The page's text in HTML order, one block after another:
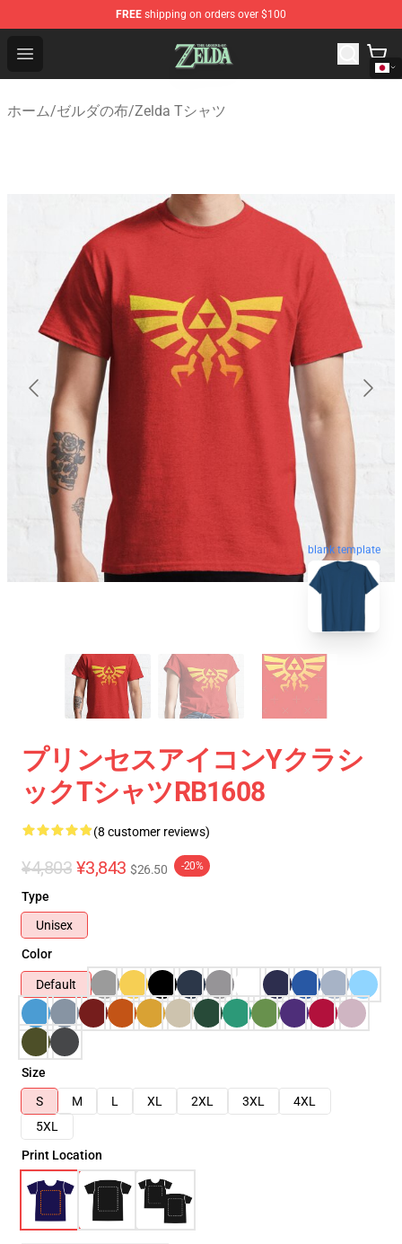
FREE shipping on orders over $100
Open menu
The Legend of Zelda Store - Official The Legend of
ホーム/ゼルダの布/Zelda Tシャツ
blank template
プリンセスアイコンYクラシ
ックTシャツRB1608
(8 customer reviews)
¥4,803 ¥3,843 $26.50 -20%
Type
Unisex
Color
Default
Size
S
M L XL 2XL 3XL
4XL
5XL
Print Location